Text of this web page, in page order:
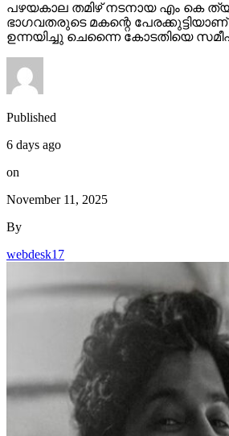
പഴയകാല തമിഴ് നടനായ എം കെ
ഭാഗവതരുടെ മകന്റെ
ഉന്നയിച്ചു ചെന്നൈ കോടതിയെ
Published
6 days ago
on
November 11, 2025
By
webdesk17